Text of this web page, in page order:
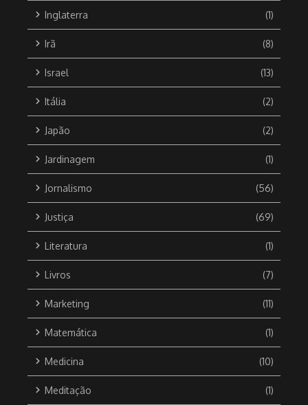
Inglaterra (1)
Irã (8)
Israel (13)
Itália (2)
Japão (2)
Jardinagem (1)
Jornalismo (56)
Justiça (69)
Literatura (1)
Livros (7)
Marketing (11)
Matemática (1)
Medicina (10)
Meditação (1)